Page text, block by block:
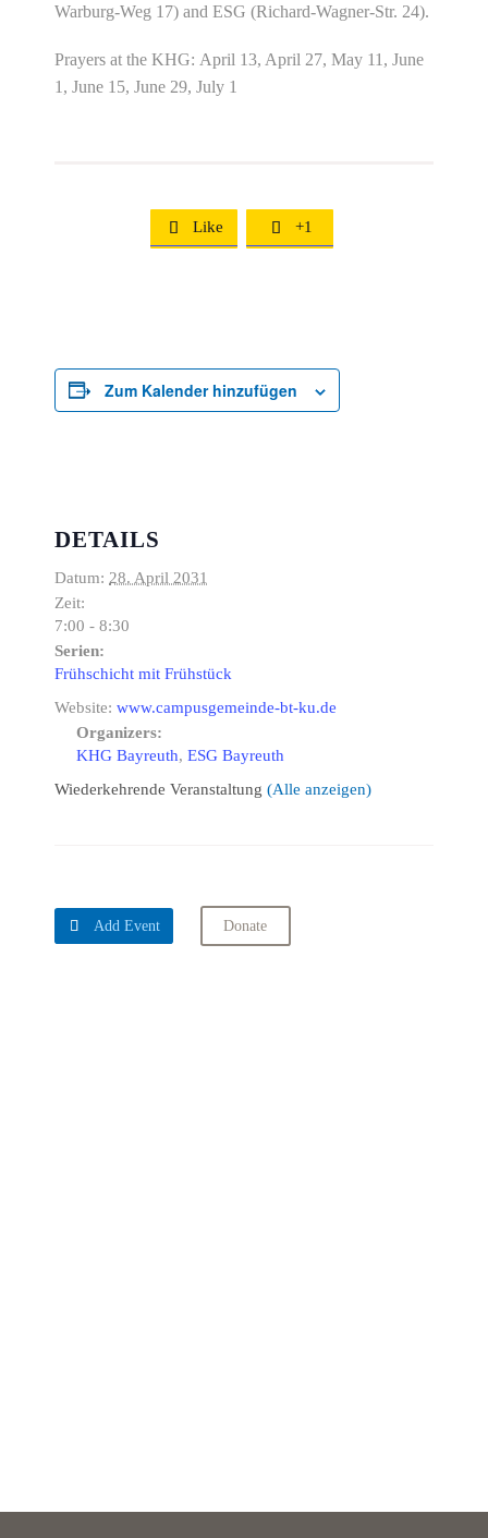
Warburg-Weg 17) and ESG (Richard-Wagner-Str. 24).
Prayers at the KHG: April 13, April 27, May 11, June
1, June 15, June 29, July 1
 Like  +1
Zum Kalender hinzufügen
DETAILS
Datum: 28. April 2031
Zeit:
7:00 - 8:30
Serien:
Frühschicht mit Frühstück
Website: www.campusgemeinde-bt-ku.de
Organizers:
KHG Bayreuth, ESG Bayreuth
Wiederkehrende Veranstaltung (Alle anzeigen)
 Add Event Donate